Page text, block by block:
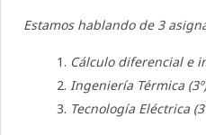
Estamos hablando de 3
Cálculo diferencial e
Ingeniería Térmica (3º)
Tecnología Eléctrica